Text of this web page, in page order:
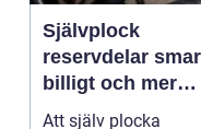
Självplock
reservdelar smart,
billigt och mer
hållbart bilägande
Att själv plocka